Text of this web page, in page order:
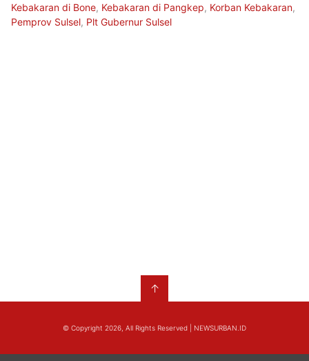
Kebakaran di Bone, Kebakaran di Pangkep, Korban Kebakaran,
Pemprov Sulsel, Plt Gubernur Sulsel
↑
© Copyright 2026, All Rights Reserved | NEWSURBAN.ID